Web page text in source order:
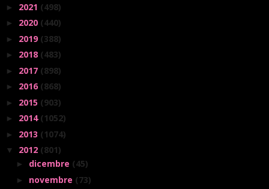
► 2021 (498)
► 2020 (440)
► 2019 (388)
► 2018 (483)
► 2017 (898)
► 2016 (868)
► 2015 (903)
► 2014 (1052)
► 2013 (1074)
▼ 2012 (801)
► dicembre (45)
► novembre (73)